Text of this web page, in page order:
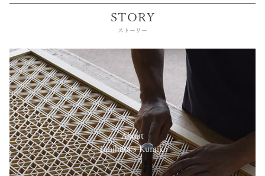
STORY
ストーリー
About
Tanihata’s Kumiko